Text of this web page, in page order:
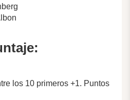
los 10 primeros +1. Puntos